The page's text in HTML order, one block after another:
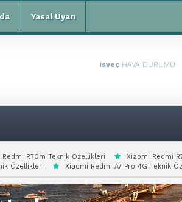
Yasal Uyarı
isveç HAVA DURUMU
Redmi R70m Teknik Özellikleri Xiaomi Redmi
Özellikleri
Xiaomi Redmi A7 Pro 4G Teknik